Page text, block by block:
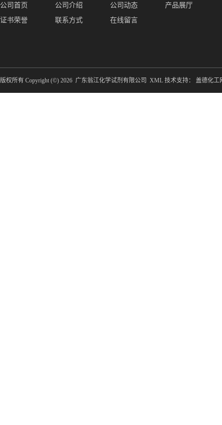
公司首页 公司介绍 公司动态
产品展厅
证书荣誉
联系方式 在线留言
版权所有 Copyright (©) 2026 广东翁江化学试剂有限公司 XML 技术支持： 盖德化工